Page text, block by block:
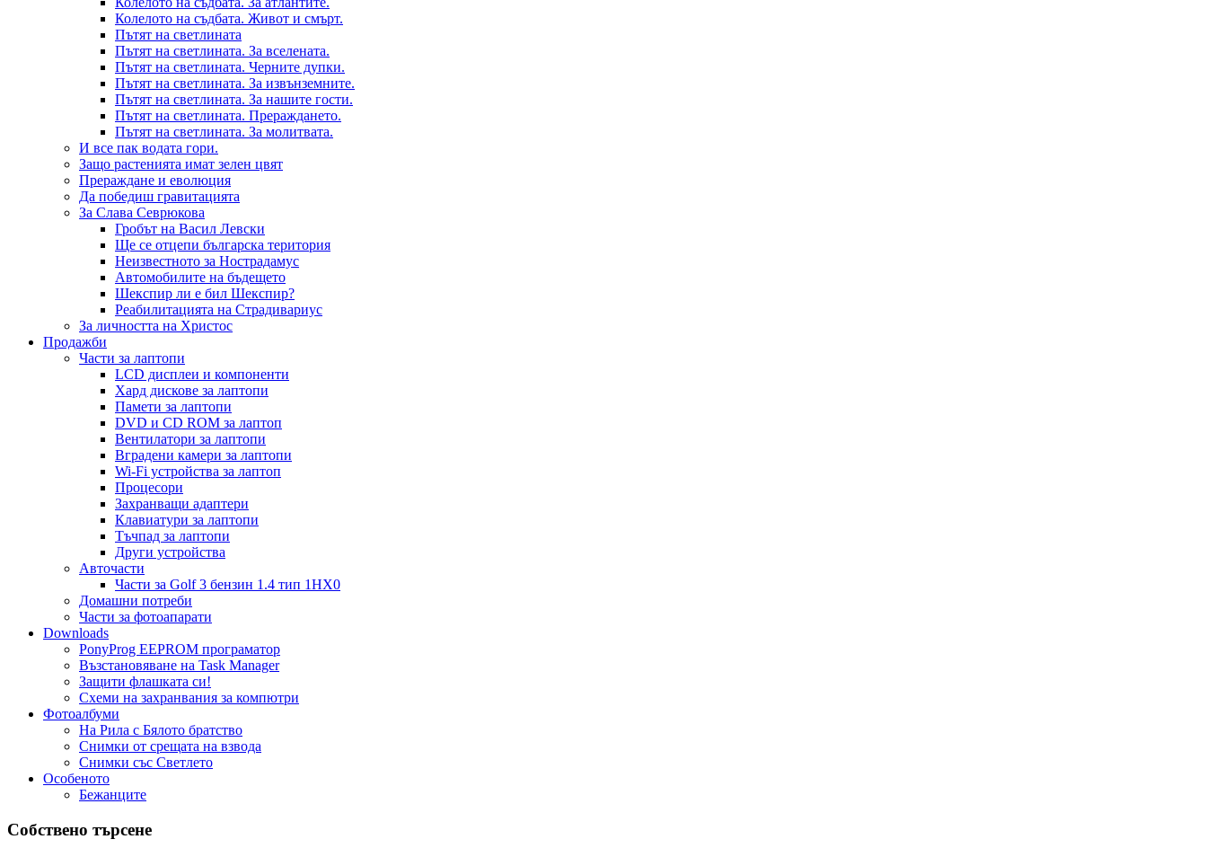
Колелото на съдбата. Живот и смърт.
Пътят на светлината
Пътят на светлината. За вселената.
Пътят на светлината. Черните дупки.
Пътят на светлината. За извънземните.
Пътят на светлината. За нашите гости.
Пътят на светлината. Прераждането.
Пътят на светлината. За молитвата.
И все пак водата гори.
Защо растенията имат зелен цвят
Прераждане и еволюция
Да победиш гравитацията
За Слава Севрюкова
Гробът на Васил Левски
Ще се отцепи българска територия
Неизвестното за Нострадамус
Автомобилите на бъдещето
Шекспир ли е бил Шекспир?
Реабилитацията на Страдивариус
За личността на Христос
Продажби
Части за лаптопи
LCD дисплеи и компоненти
Хард дискове за лаптопи
Памети за лаптопи
DVD и CD ROM за лаптоп
Вентилатори за лаптопи
Вградени камери за лаптопи
Wi-Fi устройства за лаптоп
Процесори
Захранващи адаптери
Клавиатури за лаптопи
Тъчпад за лаптопи
Други устройства
Авточасти
Части за Golf 3 бензин 1.4 тип 1HX0
Домашни потреби
Части за фотоапарати
Downloads
PonyProg EEPROM програматор
Възстановяване на Task Manager
Защити флашката си!
Схеми на захранвания за компютри
Фотоалбуми
На Рила с Бялото братство
Снимки от срещата на взвода
Снимки със Светлето
Особеното
Бежанците
Собствено търсене